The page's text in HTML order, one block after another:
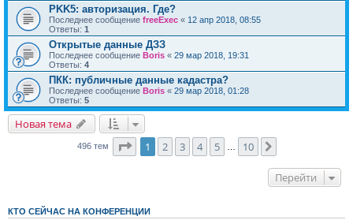
PKK5: авторизация. Где?
Последнее сообщение freeExec « 12 апр 2018, 08:55
Ответы: 1
Открытые данные ДЗЗ
Последнее сообщение Boris « 29 мар 2018, 19:31
Ответы: 4
ПКК: публичные данные кадастра?
Последнее сообщение Boris « 29 мар 2018, 01:28
Ответы: 5
Новая тема
496 тем Страница1 из
1 2 3 4 5 … 10
Перейти
КТО СЕЙЧАС НА КОНФЕРЕНЦИИ